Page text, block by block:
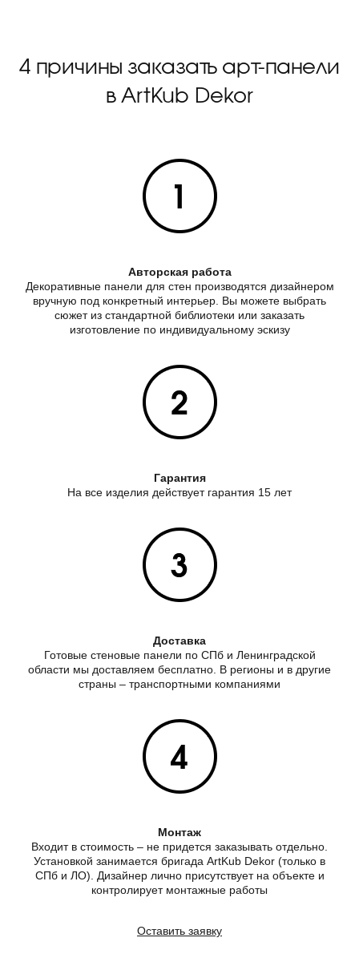
4 причины заказать арт-панели
в ArtKub Dekor
Авторская работа
Декоративные панели для стен производятся дизайнером
вручную под конкретный интерьер. Вы можете выбрать
сюжет из стандартной библиотеки или заказать
изготовление по индивидуальному эскизу
Гарантия
На все изделия действует гарантия 15 лет
Доставка
Готовые стеновые панели по СПб и Ленинградской
области мы доставляем бесплатно. В регионы и в другие
страны – транспортными компаниями
Монтаж
Входит в стоимость – не придется заказывать отдельно.
Установкой занимается бригада ArtKub Dekor (только в
СПб и ЛО). Дизайнер лично присутствует на объекте и
контролирует монтажные работы
Оставить заявку